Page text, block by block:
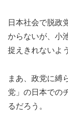
日本社会で脱政
からないが、小
捉えきれないよ
まあ、政党に縛
党」の日本での
るだろう。